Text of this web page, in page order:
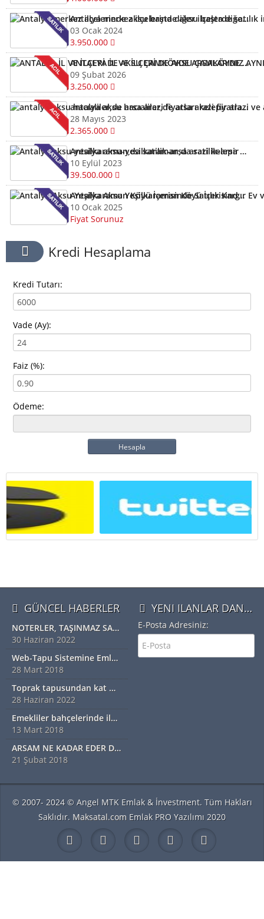
Antalya merkez ilçelerinde aksu başta diğer ilçelerde satılık imarlı müstail tapulu arsa
03 Ocak 2024
3.950.000
ANTALYA İL VE İLÇERİ DE AKSU ÇAMKÖYDE ARSALARINIZ AYNI GÜN NAKİTE ÇEVRİLİR
09 Şubat 2026
3.250.000
antalya aksu hacıaliler,de arsa arazi fiyatları kelepir arazi ve arsalar
28 Mayıs 2023
2.365.000
Antalya aksu-yesilkaraman,da satilik-arsa arazi kelepir
10 Eylül 2023
39.500.000
Antalya Aksu Yeşilkaraman Köyü İçerisinde Satılık Kargır Ev ve Tarla
10 Ocak 2025
Fiyat Sorunuz
Kredi Hesaplama
Kredi Tutarı:
Vade (Ay):
Faiz (%):
Ödeme:
Hesapla
GÜNCEL HABERLER
NOTERLER, TAŞINMAZ SATIŞ VAADİ SÖZLEŞMESİ YAPABİLECEK
30 Haziran 2022
Web-Tapu Sistemine Emlakçılar da Eklendi
28 Mart 2018
Toprak tapusundan kat mülkiyetine geçiş nasıl olur?
28 Haziran 2022
Emekliler bahçelerinde ilk hasadı yaptı
13 Mart 2018
ARSAM NE KADAR EDER DİYORSANIZ EXSPER İÇİN BİZİ ARAYINIZ...!!!!!
21 Şubat 2018
YENI ILANLAR DAN HABERDAR OLMAK IÇIN ÜYE OLUN
E-Posta Adresiniz:
© 2007- 2024 © Angel MTK Emlak & İnvestment. Tüm Hakları
Saklıdır. Maksatal.com Emlak PRO Yazılımı 2020